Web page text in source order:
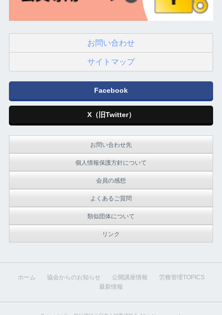
お問い合わせ
サイトマップ
Facebook
X（旧Twitter）
お問い合わせ先
個人情報保護方針について
会員の感想
よくあるご質問
類似団体について
リンク
ホーム 協会からのお知らせ 公開講座情報
労務管理TOPICS
最新情報